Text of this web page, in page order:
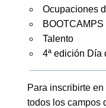
Ocupaciones
BOOTCAMPS
Talento
4ª edición Día
Para inscribirte
todos los campos